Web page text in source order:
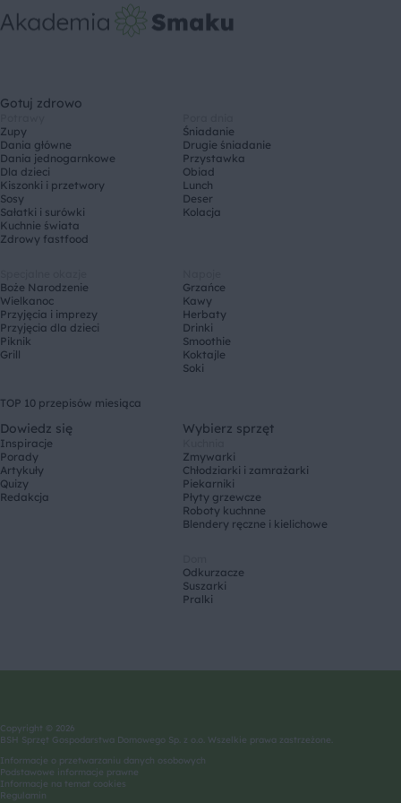
Gotuj zdrowo
Zupy
Dania główne
Dania jednogarnkowe
Dla dzieci
Kiszonki i przetwory
Sosy
Sałatki i surówki
Kuchnie świata
Zdrowy fastfood
Śniadanie
Drugie śniadanie
Przystawka
Obiad
Lunch
Deser
Kolacja
Boże Narodzenie
Wielkanoc
Przyjęcia i imprezy
Przyjęcia dla dzieci
Piknik
Grill
Grzańce
Kawy
Herbaty
Drinki
Smoothie
Koktajle
Soki
TOP 10 przepisów miesiąca
Dowiedz się
Inspiracje
Porady
Artykuły
Quizy
Redakcja
Wybierz sprzęt
Zmywarki
Chłodziarki i zamrażarki
Piekarniki
Płyty grzewcze
Roboty kuchnne
Blendery ręczne i kielichowe
Odkurzacze
Suszarki
Pralki
Copyright © 2026
BSH Sprzęt Gospodarstwa Domowego Sp. z o.o. Wszelkie prawa zastrzeżone.
Informacje o przetwarzaniu danych osobowych
Podstawowe informacje prawne
Informacje na temat cookies
Regulamin